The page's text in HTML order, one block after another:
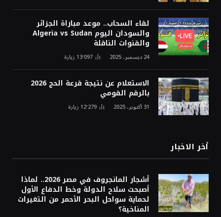
لقاء السحاب.. موعد مباراة الجزائر
والسودان اليوم Algeria vs Sudan
والقنوات الناقلة
24 ديسمبر، 2025 13٬097 زيارة
الاستعلام عن نتيجة قرعة الحج 2026
بالرقم القومي
31 أكتوبر، 2025 12٬279 زيارة
أخر الاخبار
أشجار المانجروف في مصر 2026.. لماذا
أصبحت سلاح الدولة وخط الدفاع الأول
لحماية سواحل البحر الأحمر من التغيرات
المناخية؟